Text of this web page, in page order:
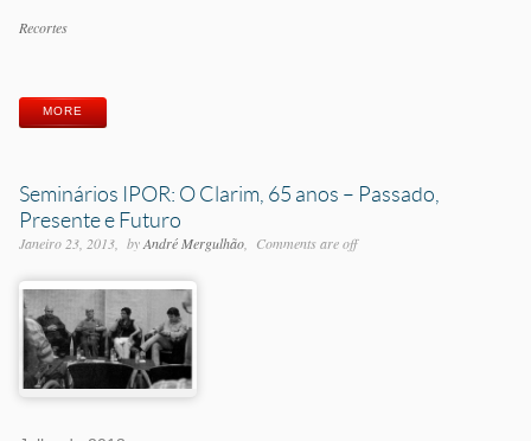
Categorias
Recortes
MORE
Seminários IPOR: O Clarim, 65 anos – Passado,
Presente e Futuro
Janeiro 23, 2013 byAndré Mergulhão Comments are off